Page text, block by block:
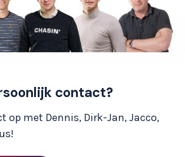
contact?
op met Dennis, Dirk-Jan, Jacco,